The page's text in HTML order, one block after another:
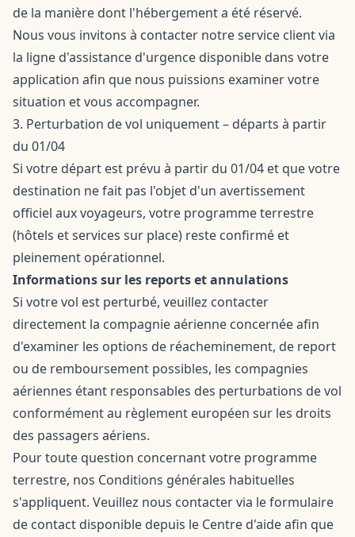
de la manière dont l'hébergement a été réservé.
Nous vous invitons à contacter notre service client via
la ligne d'assistance d'urgence disponible dans votre
application afin que nous puissions examiner votre
situation et vous accompagner.
3. Perturbation de vol uniquement – départs à partir
du 01/04
Si votre départ est prévu à partir du 01/04 et que votre
destination ne fait pas l'objet d'un avertissement
officiel aux voyageurs, votre programme terrestre
(hôtels et services sur place) reste confirmé et
pleinement opérationnel.
Informations sur les reports et annulations
Si votre vol est perturbé, veuillez contacter
directement la compagnie aérienne concernée afin
d'examiner les options de réacheminement, de report
ou de remboursement possibles, les compagnies
aériennes étant responsables des perturbations de vol
conformément au règlement européen sur les droits
des passagers aériens.
Pour toute question concernant votre programme
terrestre, nos Conditions générales habituelles
s'appliquent. Veuillez nous contacter via leformulaire
de contact disponible depuis le Centre d'aide afin que